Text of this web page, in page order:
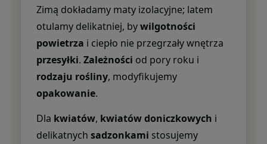
Zimą dokładamy maty izolacyjne; latem
otulamy delikatniej, bywilgotności
powietrza i ciepło nie przegrzały wnętrza
przesyłki. Zależności od pory roku i
rodzaju rośliny, modyfikujemy
opakowanie.
Dla kwiatów, kwiatów doniczkowych i
delikatnych sadzonkami stosujemy